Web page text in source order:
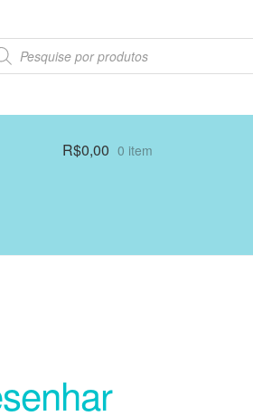
R$0,00 0 item